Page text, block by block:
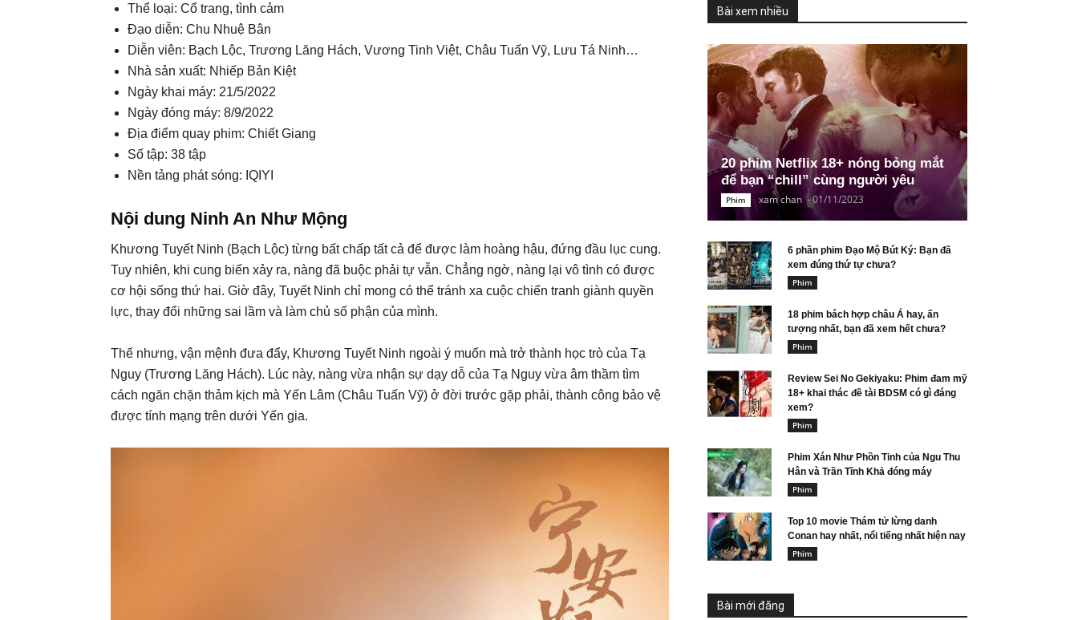
Thể loại: Cổ trang, tình cảm
Đạo diễn: Chu Nhuệ Bân
Diễn viên: Bạch Lộc, Trương Lăng Hách, Vương Tinh Việt, Châu Tuấn Vỹ, Lưu Tá Ninh…
Nhà sản xuất: Nhiếp Bản Kiệt
Ngày khai máy: 21/5/2022
Ngày đóng máy: 8/9/2022
Địa điểm quay phim: Chiết Giang
Số tập: 38 tập
Nền tảng phát sóng: IQIYI
Nội dung Ninh An Như Mộng
Khương Tuyết Ninh (Bạch Lộc) từng bất chấp tất cả để được làm hoàng hậu, đứng đầu lục cung.
Tuy nhiên, khi cung biến xảy ra, nàng đã buộc phải tự vẫn. Chẳng ngờ, nàng lại vô tình có được
cơ hội sống thứ hai. Giờ đây, Tuyết Ninh chỉ mong có thể tránh xa cuộc chiến tranh giành quyền
lực, thay đổi những sai lầm và làm chủ số phận của mình.
Thế nhưng, vận mệnh đưa đẩy, Khương Tuyết Ninh ngoài ý muốn mà trở thành học trò của Tạ
Nguy (Trương Lăng Hách). Lúc này, nàng vừa nhận sự dạy dỗ của Tạ Nguy vừa âm thầm tìm
cách ngăn chặn thảm kịch mà Yến Lâm (Châu Tuấn Vỹ) ở đời trước gặp phải, thành công bảo vệ
được tính mạng trên dưới Yến gia.
Bài xem nhiều
20 phim Netflix 18+ nóng bỏng mắt
để bạn “chill” cùng người yêu
Phim xam chan -01/11/2023
6 phần phim Đạo Mộ Bút Ký: Bạn đã
xem đúng thứ tự chưa?
Phim
18 phim bách hợp châu Á hay, ấn
tượng nhất, bạn đã xem hết chưa?
Phim
Review Sei No Gekiyaku: Phim đam mỹ
18+ khai thác đề tài BDSM có gì đáng
xem?
Phim
Phim Xán Như Phồn Tinh của Ngu Thu
Hân và Trần Tĩnh Khả đóng máy
Phim
Top 10 movie Thám tử lừng danh
Conan hay nhất, nổi tiếng nhất hiện nay
Phim
Bài mới đăng